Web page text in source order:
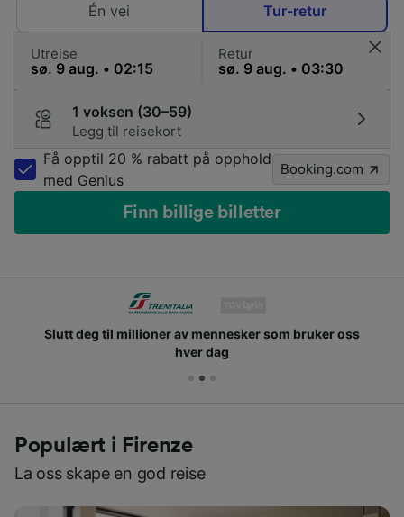
Én vei
Tur-retur
Utreise Retur
1 voksen (30–59)
Legg til reisekort
Få opptil 20 % rabatt på opphold
med Genius
Booking.com
Finn billige billetter
Slutt deg til millioner av mennesker som bruker oss
hver dag
Populært i Firenze
La oss skape en god reise